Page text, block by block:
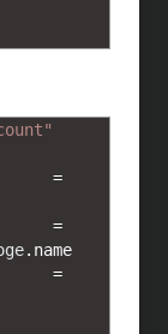
=
=
. name
=